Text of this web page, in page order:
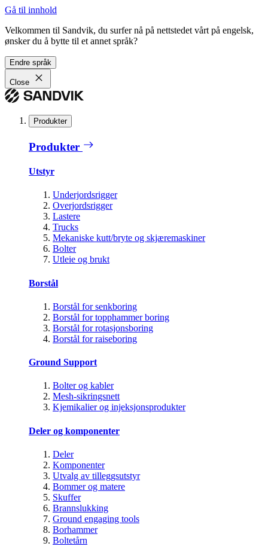
Gå til innhold
Velkommen til Sandvik, du surfer nå på nettstedet vårt på engelsk,
ønsker du å bytte til et annet språk?
Endre språk
Close
Produkter
Produkter
Utstyr
Underjordsrigger
Overjordsrigger
Lastere
Trucks
Mekaniske kutt/bryte og skjæremaskiner
Bolter
Utleie og brukt
Borstål
Borstål for senkboring
Borstål for topphammer boring
Borstål for rotasjonsboring
Borstål for raiseboring
Ground Support
Bolter og kabler
Mesh-sikringsnett
Kjemikalier og injeksjonsprodukter
Deler og komponenter
Deler
Komponenter
Utvalg av tilleggsutstyr
Bommer og matere
Skuffer
Brannslukking
Ground engaging tools
Borhammer
Boltetårn